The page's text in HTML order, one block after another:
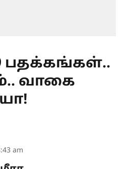
39 பதக்கங்கள்..
வாகை
am